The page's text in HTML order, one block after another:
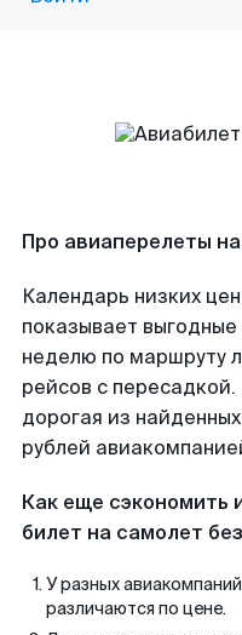
Про авиаперелеты
Календарь низких
показывает
неделю по маршруту
рейсов с
дорогая из
рублей
Как еще сэкономить
билет на самолет
У разных
различаются по цене.